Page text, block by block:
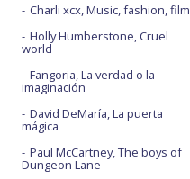
Charli xcx, Music, fashion, film
Holly Humberstone, Cruel
world
Fangoria, La verdad o la
imaginación
David DeMaría, La puerta
mágica
Paul McCartney, The boys of
Dungeon Lane